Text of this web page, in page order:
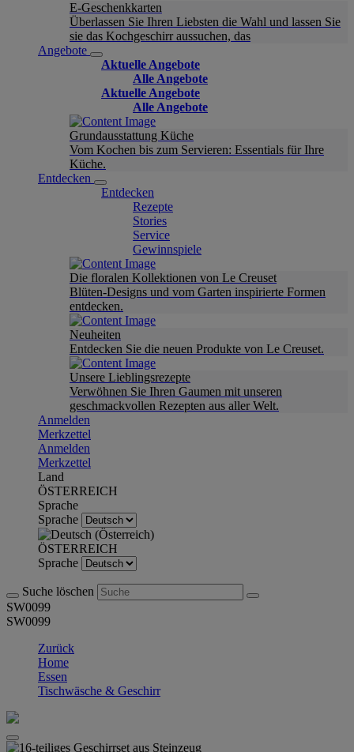
E-Geschenkkarten
Überlassen Sie Ihren Liebsten die Wahl und lassen Sie
sie das Kochgeschirr aussuchen, das
Angebote
Aktuelle Angebote
Alle Angebote
Aktuelle Angebote
Alle Angebote
Grundausstattung Küche
Vom Kochen bis zum Servieren: Essentials für Ihre
Küche.
Entdecken
Entdecken
Rezepte
Stories
Service
Gewinnspiele
Die floralen Kollektionen von Le Creuset
Blüten-Designs und vom Garten inspirierte Formen
entdecken.
Neuheiten
Entdecken Sie die neuen Produkte von Le Creuset.
Unsere Lieblingsrezepte
Verwöhnen Sie Ihren Gaumen mit unseren
geschmackvollen Rezepten aus aller Welt.
Anmelden
Merkzettel
Anmelden
Merkzettel
Land
ÖSTERREICH
Sprache
Sprache
ÖSTERREICH
Sprache
Suche löschen
SW0099
SW0099
Zurück
Home
Essen
Tischwäsche & Geschirr